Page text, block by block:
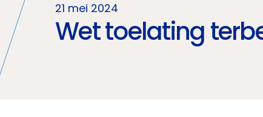
21 mei 2024
Wet toelating